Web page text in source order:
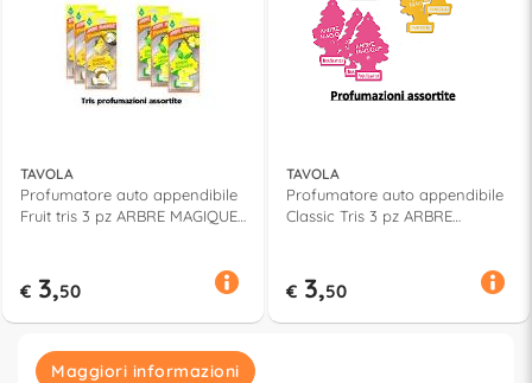
TAVOLA
Profumatore auto appendibile
Fruit tris 3 pz ARBRE MAGIQUE
€ 3,50
TAVOLA
Profumatore auto appendibile
Classic Tris 3 pz ARBRE
€ 3,50
Maggiori informazioni